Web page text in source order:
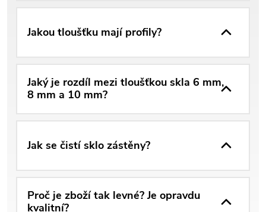
Jakou tloušťku mají profily?
Jaký je rozdíl mezi tloušťkou skla 6 mm,
8 mm a 10 mm?
Jak se čistí sklo zástěny?
Proč je zboží tak levné? Je opravdu
kvalitní?